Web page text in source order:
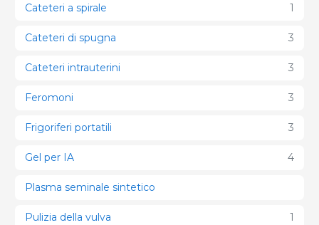
Cateteri a spirale 1
Cateteri di spugna 3
Cateteri intrauterini 3
Feromoni 3
Frigoriferi portatili 3
Gel per IA 4
Plasma seminale sintetico
Pulizia della vulva 1